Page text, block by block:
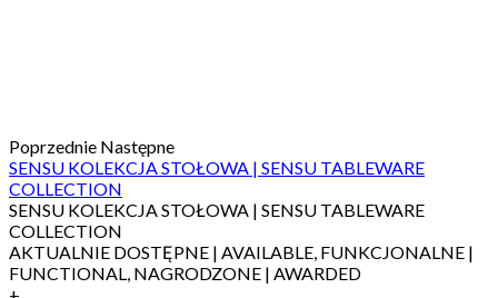
Poprzednie Następne
SENSU KOLEKCJA STOŁOWA | SENSU TABLEWARE
COLLECTION
SENSU KOLEKCJA STOŁOWA | SENSU TABLEWARE
COLLECTION
AKTUALNIE DOSTĘPNE | AVAILABLE, FUNKCJONALNE |
FUNCTIONAL, NAGRODZONE | AWARDED
+